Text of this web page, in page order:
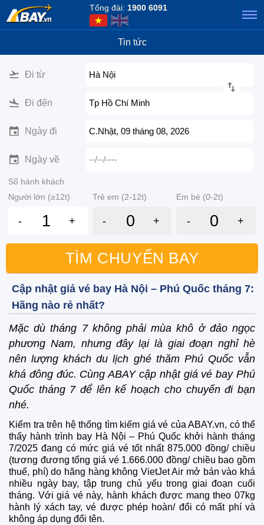
Tổng đài: 1900 6091
Tin tức
Đi từ Hà Nội
Đi đến Tp Hồ Chí Minh
Ngày đi C.Nhật, 09 tháng 08, 2026
Ngày về --/--/----
Số hành khách
Người lớn (≥12t)
Trẻ em (2-12t) Em bé (0-2t)
- + - + - +
TÌM CHUYẾN BAY
Cập nhật giá vé bay Hà Nội – Phú Quốc tháng 7:
Hãng nào rẻ nhất?
Mặc dù tháng 7 không phải mùa khô ở đảo ngọc
phương Nam, nhưng đây lại là giai đoạn nghỉ hè
nên lượng khách du lịch ghé thăm Phú Quốc vẫn
khá đông đúc. Cùng ABAY cập nhật giá vé bay Phú
Quốc tháng 7 để lên kế hoạch cho chuyến đi bạn
nhé.
Kiểm tra trên hệ thống tìm kiếm giá vé của ABAY.vn, có thể
thấy hành trình bay Hà Nội – Phú Quốc khởi hành tháng
7/2025 đang có mức giá vé tốt nhất 875.000 đồng/ chiều
(tương đương tổng giá vé 1.666.000 đồng/ chiều bao gồm
thuế, phí) do hãng hàng không VietJet Air mở bán vào khá
nhiều ngày bay, tập trung chủ yếu trong giai đoạn cuối
tháng. Với giá vé này, hành khách được mang theo 07kg
hành lý xách tay, vé được phép hoàn/ đổi có mất phí và
không áp dụng đổi tên.